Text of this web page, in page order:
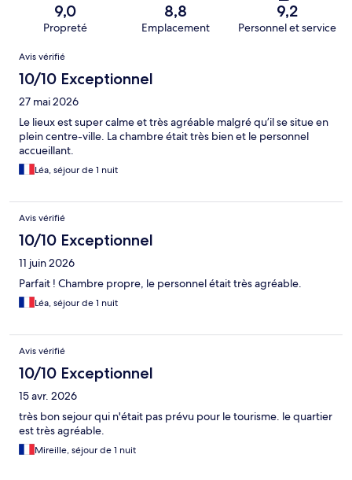
9,0
Propreté
8,8
Emplacement
9,2
Personnel et service
Avis
Avis vérifié
10/10 Exceptionnel
27 mai 2026
Le lieux est super calme et très agréable malgré qu’il se situe en
plein centre-ville. La chambre était très bien et le personnel
accueillant.
Léa, séjour de 1 nuit
Avis vérifié
10/10 Exceptionnel
11 juin 2026
Parfait ! Chambre propre, le personnel était très agréable.
Léa, séjour de 1 nuit
Avis vérifié
10/10 Exceptionnel
15 avr. 2026
très bon sejour qui n'était pas prévu pour le tourisme. le quartier
est très agréable.
Mireille, séjour de 1 nuit